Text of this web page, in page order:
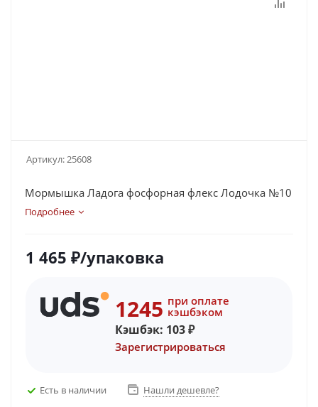
Артикул:25608
Мормышка Ладога фосфорная флекс Лодочка №10
Подробнее
1 465 ₽/упаковка
1245 при оплате
кэшбэком
Кэшбэк: 103₽
Зарегистрироваться
Есть в наличии Нашли дешевле?